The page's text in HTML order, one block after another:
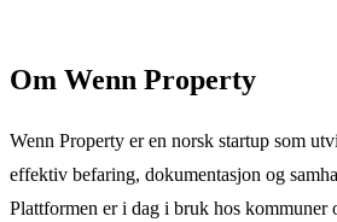
Om Wenn Property
Wenn Property er en norsk startup som
effektiv befaring, dokumentasjon og
Plattformen er i dag i bruk hos kommuner